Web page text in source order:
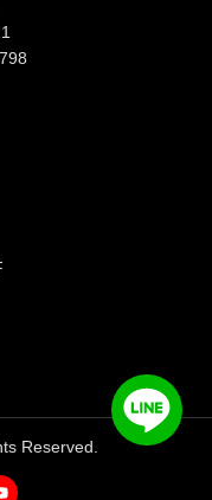
Reserved.